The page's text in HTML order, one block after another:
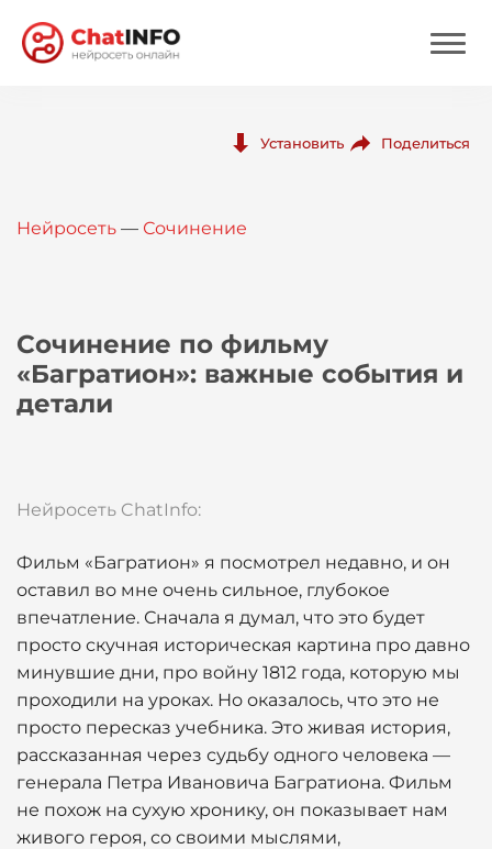
Вход
Установить Поделиться
Нейросеть — Сочинение
Сочинение по фильму
«Багратион»: важные события и
детали
Нейросеть ChatInfo:
Фильм «Багратион» я посмотрел недавно, и он
оставил во мне очень сильное, глубокое
впечатление. Сначала я думал, что это будет
просто скучная историческая картина про давно
минувшие дни, про войну 1812 года, которую мы
проходили на уроках. Но оказалось, что это не
просто пересказ учебника. Это живая история,
рассказанная через судьбу одного человека —
генерала Петра Ивановича Багратиона. Фильм
не похож на сухую хронику, он показывает нам
живого героя, со своими мыслями,